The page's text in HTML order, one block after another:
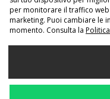
per monitorare il traffico
marketing. Puoi cambiare le
momento. Consulta la